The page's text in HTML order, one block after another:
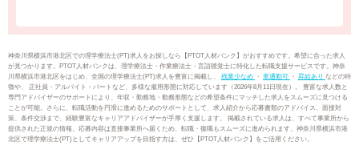
横浜市金沢区 52 横浜市港北区 123
横浜市戸塚区 98 横浜市港南区 88
神奈川県横浜市港北区での理学療法士(PT)求人をお探しなら【PTOT人材バンク】がおすすめです。希望に合った求人
が見つかります。PTOT人材バンクは、理学療法士・作業療法士・言語聴覚士に特化した転職支援サービスです。神奈
川県横浜市港北区をはじめ、全国の理学療法士(PT)求人を豊富に掲載し、 残業少なめ ・ 車通勤可 ・ 昇給あり などの特
徴や、 正社員・アルバイト・パートなど、多様な雇用形態に対応しています（2026年8月11日現在）。 豊富な求人数と
専門アドバイザーのサポートにより、年収・勤務地・勤務形態などの希望条件にマッチした求人をスムーズに見つける
ことが可能。さらに、転職活動を円滑に進めるためのサポートとして、求人紹介から応募書類のアドバイス、面接対
策、条件交渉まで、経験豊富なキャリアアドバイザーが手厚く支援します。 掲載されている求人は、すべて事業所から
提供された正規の情報。応募内容は直接事業所へ届くため、転職・復職もスムーズに進められます。神奈川県横浜市港
北区で理学療法士(PT)としてキャリアアップを目指す方は、ぜひ【PTOT人材バンク】をご活用ください。